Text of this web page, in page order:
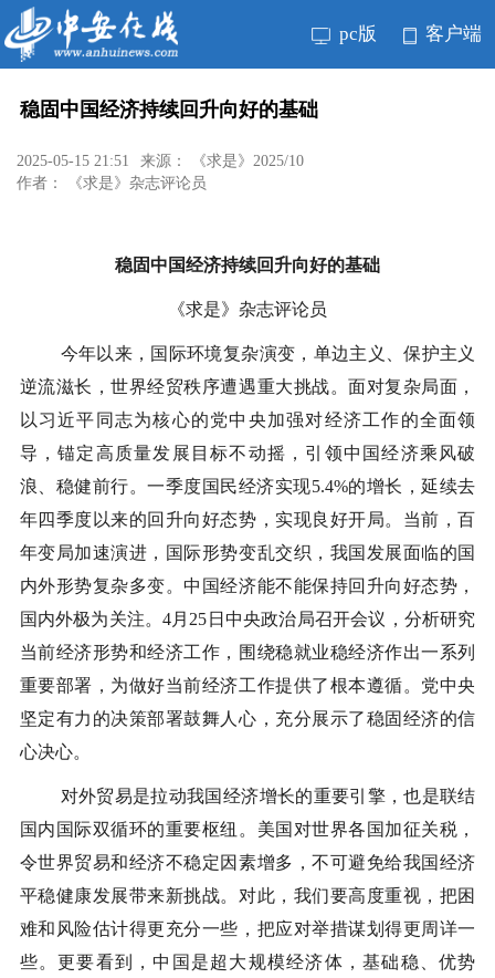
pc版 客户端
稳固中国经济持续回升向好的基础
2025-05-15 21:51
来源： 《求是》2025/10
作者： 《求是》杂志评论员
稳固中国经济持续回升向好的基础
《求是》杂志评论员
今年以来，国际环境复杂演变，单边主义、保护主义
逆流滋长，世界经贸秩序遭遇重大挑战。面对复杂局面，
以习近平同志为核心的党中央加强对经济工作的全面领
导，锚定高质量发展目标不动摇，引领中国经济乘风破
浪、稳健前行。一季度国民经济实现5.4%的增长，延续去
年四季度以来的回升向好态势，实现良好开局。当前，百
年变局加速演进，国际形势变乱交织，我国发展面临的国
内外形势复杂多变。中国经济能不能保持回升向好态势，
国内外极为关注。4月25日中央政治局召开会议，分析研究
当前经济形势和经济工作，围绕稳就业稳经济作出一系列
重要部署，为做好当前经济工作提供了根本遵循。党中央
坚定有力的决策部署鼓舞人心，充分展示了稳固经济的信
心决心。
对外贸易是拉动我国经济增长的重要引擎，也是联结
国内国际双循环的重要枢纽。美国对世界各国加征关税，
令世界贸易和经济不稳定因素增多，不可避免给我国经济
平稳健康发展带来新挑战。对此，我们要高度重视，把困
难和风险估计得更充分一些，把应对举措谋划得更周详一
些。更要看到，中国是超大规模经济体，基础稳、优势